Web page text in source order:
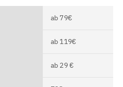
ab 79€
ab 119€
ab 29 €